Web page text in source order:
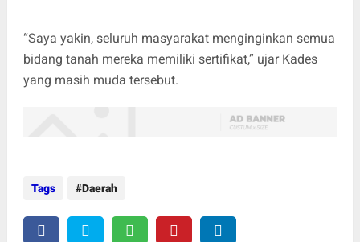
“Saya yakin, seluruh masyarakat menginginkan semua
bidang tanah mereka memiliki sertifikat,” ujar Kades
yang masih muda tersebut.
Tags Daerah